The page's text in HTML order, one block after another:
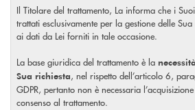
Il Titolare del trattamento, La informa che i
trattati esclusivamente per la gestione delle
ai dati da Lei forniti in tale occasione.
La base giuridica del trattamento è la
Sua richiesta, nel rispetto dell’articolo 6,
GDPR, pertanto non è necessaria
consenso al trattamento.